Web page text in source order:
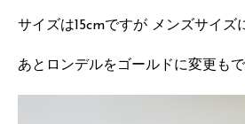
サイズは15cmですが メンズサイズ
あとロンデルをゴールドに変更も